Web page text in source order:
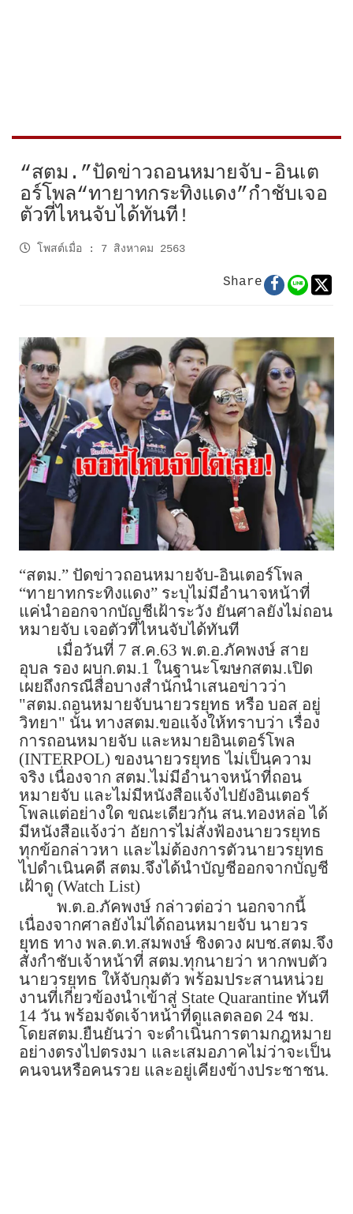
“สตม.”ปัดข่าวถอนหมายจับ-อินเต
อร์โพล“ทายาทกระทิงแดง”กำชับเจอ
ตัวที่ไหนจับได้ทันที!
โพสต์เมื่อ : 7 สิงหาคม 2563
Share
“สตม.” ปัดข่าวถอนหมายจับ-อินเตอร์โพล
“ทายาทกระทิงแดง” ระบุไม่มีอำนาจหน้าที่
แค่นำออกจากบัญชีเฝ้าระวัง ยันศาลยังไม่ถอน
หมายจับ เจอตัวที่ไหนจับได้ทันที
เมื่อวันที่ 7 ส.ค.63 พ.ต.อ.ภัคพงษ์ สาย
อุบล รอง ผบก.ตม.1 ในฐานะโฆษกสตม.เปิด
เผยถึงกรณีสื่อบางสำนักนำเสนอข่าวว่า
"สตม.ถอนหมายจับนายวรยุทธ หรือ บอส อยู่
วิทยา" นั้น ทางสตม.ขอแจ้งให้ทราบว่า เรื่อง
การถอนหมายจับ และหมายอินเตอร์โพล
(INTERPOL) ของนายวรยุทธ ไม่เป็นความ
จริง เนื่องจาก สตม.ไม่มีอำนาจหน้าที่ถอน
หมายจับ และไม่มีหนังสือแจ้งไปยังอินเตอร์
โพลแต่อย่างใด ขณะเดียวกัน สน.ทองหล่อ ได้
มีหนังสือแจ้งว่า อัยการไม่สั่งฟ้องนายวรยุทธ
ทุกข้อกล่าวหา และไม่ต้องการตัวนายวรยุทธ
ไปดำเนินคดี สตม.จึงได้นำบัญชีออกจากบัญชี
เฝ้าดู (Watch List)
พ.ต.อ.ภัคพงษ์ กล่าวต่อว่า นอกจากนี้
เนื่องจากศาลยังไม่ได้ถอนหมายจับ นายวร
ยุทธ ทาง พล.ต.ท.สมพงษ์ ชิงดวง ผบช.สตม.จึง
สั่งกำชับเจ้าหน้าที่ สตม.ทุกนายว่า หากพบตัว
นายวรยุทธ ให้จับกุมตัว พร้อมประสานหน่วย
งานที่เกี่ยวข้องนำเข้าสู่ State Quarantine ทันที
14 วัน พร้อมจัดเจ้าหน้าที่ดูแลตลอด 24 ชม.
โดยสตม.ยืนยันว่า จะดำเนินการตามกฎหมาย
อย่างตรงไปตรงมา และเสมอภาคไม่ว่าจะเป็น
คนจนหรือคนรวย และอยู่เคียงข้างประชาชน.